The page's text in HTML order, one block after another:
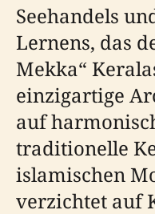
Seehandels
Lernens, das
Mekka“
einzigartige
auf
traditionelle
islamischen
verzichtet auf